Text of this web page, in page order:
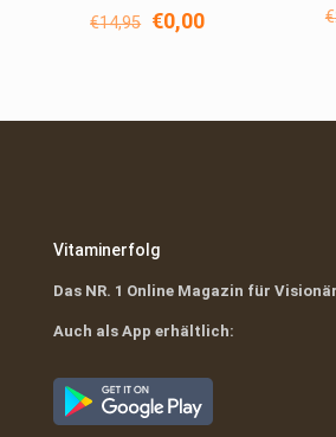
mit
€14,95 Ursprünglicher
Preis
€0,00Aktueller
€
Vitaminerfolg
Das NR. 1 Online Magazin für
Auch als App erhältlich: